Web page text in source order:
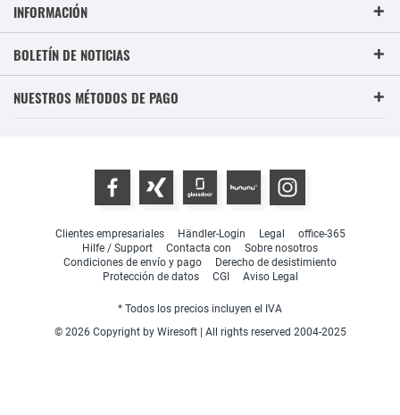
INFORMACIÓN
BOLETÍN DE NOTICIAS
NUESTROS MÉTODOS DE PAGO
Clientes empresariales Händler-Login Legal
office-365
Hilfe / Support
Contacta con
Sobre nosotros
Condiciones de envío y pago
Derecho de desistimiento
Protección de datos
CGI Aviso Legal
* Todos los precios incluyen el IVA
© 2026 Copyright by Wiresoft | All rights reserved 2004-2025